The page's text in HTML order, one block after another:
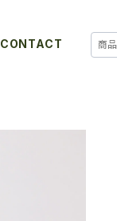
CONTACT